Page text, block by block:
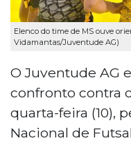
Elenco do time de MS ouve
Vidamantas/Juventude AG)
O Juventude AG
confronto contra
quarta-feira (10),
Nacional de